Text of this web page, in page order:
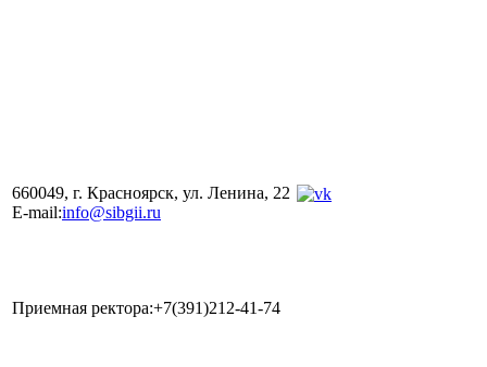
660049, г. Красноярск, ул. Ленина, 22
E-mail:info@sibgii.ru
Приемная ректора:+7(391)212-41-74